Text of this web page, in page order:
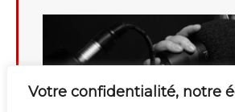
Votre confidentialité, notre